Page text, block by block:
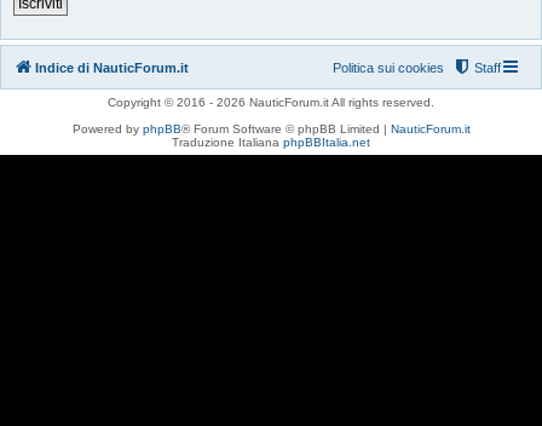
Indice di NauticForum.it Staff
Politica sui cookies
Copyright © 2016 - 2026 NauticForum.it All rights reserved.
Powered by phpBB® Forum Software © phpBB Limited | NauticForum.it
Traduzione Italiana phpBBItalia.net